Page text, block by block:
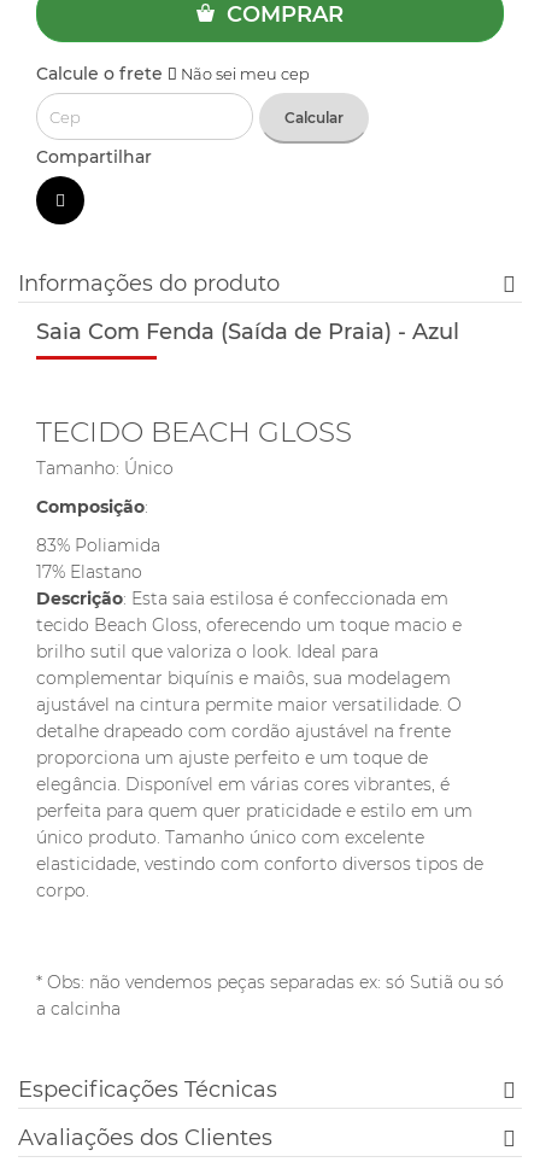
COMPRAR
Calcule o frete Não sei meu cep
Calcular
Compartilhar
Informações do produto
Saia Com Fenda (Saída de Praia) - Azul
TECIDO BEACH GLOSS
Tamanho: Único
Composição:
83% Poliamida
17% Elastano
Descrição: Esta saia estilosa é confeccionada em
tecido Beach Gloss, oferecendo um toque macio e
brilho sutil que valoriza o look. Ideal para
complementar biquínis e maiôs, sua modelagem
ajustável na cintura permite maior versatilidade. O
detalhe drapeado com cordão ajustável na frente
proporciona um ajuste perfeito e um toque de
elegância. Disponível em várias cores vibrantes, é
perfeita para quem quer praticidade e estilo em um
único produto. Tamanho único com excelente
elasticidade, vestindo com conforto diversos tipos de
corpo.
* Obs: não vendemos peças separadas ex: só Sutiã ou só
a calcinha
Especificações Técnicas
Avaliações dos Clientes